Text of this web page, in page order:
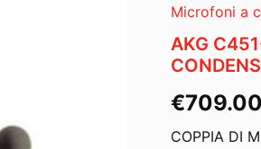
Microfoni a
AKG
€709.00
COPPIA DI